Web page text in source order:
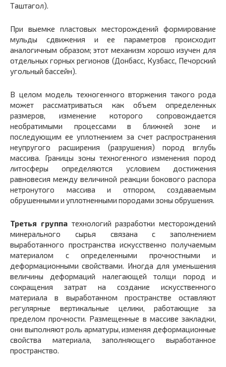
Таштагол).
При выемке пластовых месторождений формирование
мульды сдвижения и ее параметров происходит
аналогичным образом; этот механизм хорошо изучен для
отдельных горных регионов (Донбасс, Кузбасс, Печорский
угольный бассейн).
В целом модель техногенного вторжения такого рода
может рассматриваться как объем определенных
размеров, изменение которого сопровождается
необратимыми процессами в ближней зоне и
последующим ее уплотнением за счет распространения
неупругого расширения (разрушения) пород вглубь
массива. Границы зоны техногенного изменения пород
литосферы определяются условием достижения
равновесия между величиной реакции бокового распора
нетронутого массива и отпором, создаваемым
обрушенными и уплотненными породами зоны обрушения.
Третья группатехнологий разработки месторождений
минерального сырья связана с заполнением
выработанного пространства искусственно получаемым
материалом с определенными прочностными и
деформационными свойствами. Иногда для уменьшения
величины деформаций налегающей толщи пород и
сокращения затрат на создание искусственного
материала в выработанном пространстве оставляют
регулярные вертикальные целики, работающие за
пределом прочности. Размещенные в массиве закладки,
они выполняют роль арматуры, изменяя деформационные
свойства материала, заполняющего выработанное
пространство.